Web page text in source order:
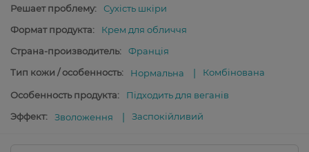
Решает проблему:
Сухість шкіри
Формат продукта:
Крем для обличчя
Страна-производитель:
Франція
Тип кожи / особенность:
Нормальна Комбінована
Особенность продукта:
Підходить для веганів
Эффект:
Зволоження Заспокійливий